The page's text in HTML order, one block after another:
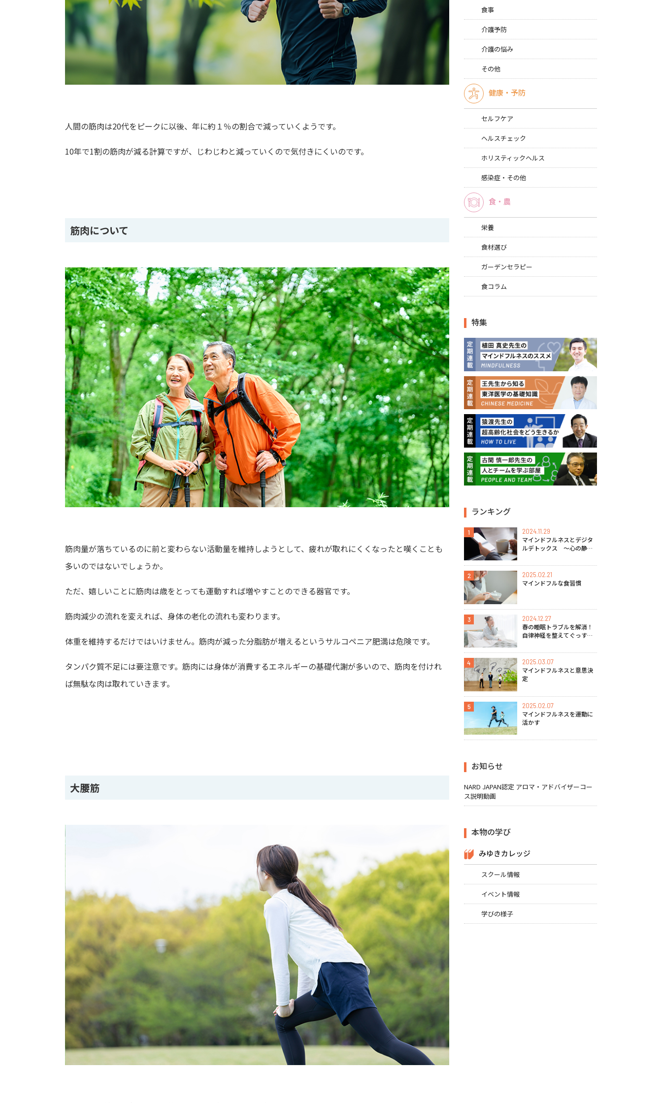
人間の筋肉は20代をピークに以後、年に約１％の割合で減っていくようです。
10年で1割の筋肉が減る計算ですが、じわじわと減っていくので気付きにくいのです。
筋肉について
筋肉量が落ちているのに前と変わらない活動量を維持しようとして、疲れが取れにくくなったと嘆くことも
多いのではないでしょうか。
ただ、嬉しいことに筋肉は歳をとっても運動すれば増やすことのできる器官です。
筋肉減少の流れを変えれば、身体の老化の流れも変わります。
体重を維持するだけではいけません。筋肉が減った分脂肪が増えるというサルコペニア肥満は危険です。
タンパク質不足には要注意です。筋肉には身体が消費するエネルギーの基礎代謝が多いので、筋肉を付けれ
ば無駄な肉は取れていきます。
大腰筋
食事
介護予防
介護の悩み
その他
健康・予防
セルフケア
ヘルスチェック
ホリスティックヘルス
感染症・その他
食・農
栄養
食材選び
ガーデンセラピー
食コラム
特集
ランキング
1 2024.11.29
マインドフルネスとデジタ
ルデトックス 〜心の静け
2 2025.02.21
マインドフルな食習慣
3 2024.12.27
春の睡眠トラブルを解消！
自律神経を整えてぐっすり
法
4 2025.03.07
マインドフルネスと意思決
定
5 2025.02.07
マインドフルネスを運動に
活かす
お知らせ
NARD JAPAN認定 アロマ・アドバイザーコー
ス説明動画
本物の学び
みゆきカレッジ
スクール情報
イベント情報
学びの様子